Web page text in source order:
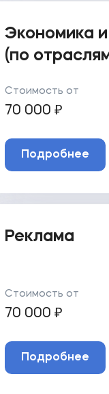
Экономика и
(по
Стоимость от
70 000 ₽
Подробнее
Реклама
Стоимость от
70 000 ₽
Подробнее